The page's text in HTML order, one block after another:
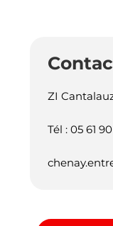
ZI
Tél : 05 61